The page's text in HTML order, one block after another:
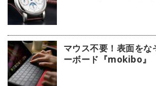
マウス不要！表面をな
ーボード『mokibo』